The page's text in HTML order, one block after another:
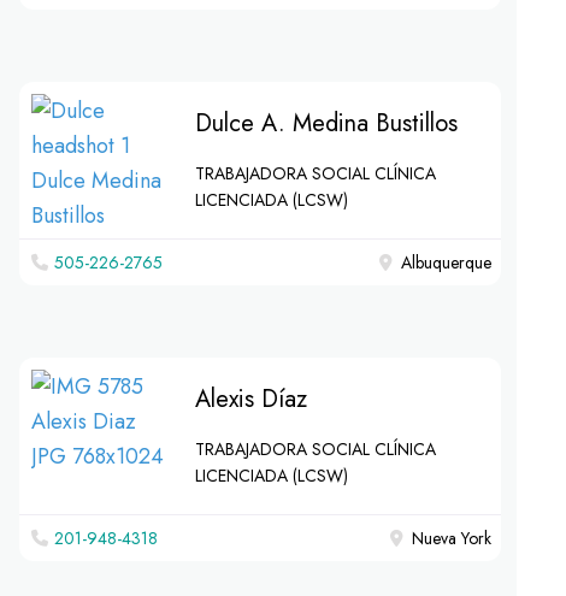
Dulce A. Medina Bustillos
TRABAJADORA SOCIAL CLÍNICA
LICENCIADA (LCSW)
505-226-2765 Albuquerque
Alexis Díaz
TRABAJADORA SOCIAL CLÍNICA
LICENCIADA (LCSW)
201-948-4318 Nueva York